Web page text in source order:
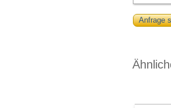
Anfrage